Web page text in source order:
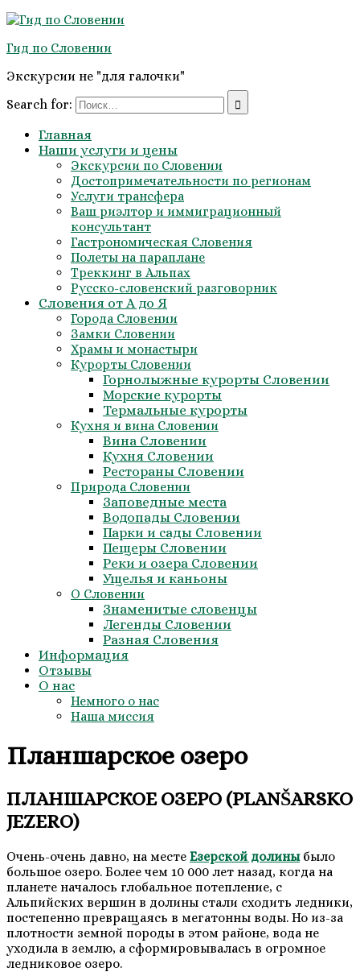
Гид по Словении
Экскурсии не "для галочки"
Search for:
Главная
Наши услуги и цены
Экскурсии по Словении
Достопримечательности по регионам
Услуги трансфера
Ваш риэлтор и иммиграционный
консультант
Гастрономическая Словения
Полеты на параплане
Треккинг в Альпах
Русско-словенский разговорник
Словения от А до Я
Города Словении
Замки Словении
Храмы и монастыри
Курорты Словении
Горнолыжные курорты Словении
Морские курорты
Термальные курорты
Кухня и вина Словении
Вина Словении
Кухня Словении
Рестораны Словении
Природа Словении
Заповедные места
Водопады Словении
Парки и сады Словении
Пещеры Словении
Реки и озера Словении
Ущелья и каньоны
О Словении
Знаменитые словенцы
Легенды Словении
Разная Словения
Информация
Отзывы
О нас
Немного о нас
Наша миссия
Планшарское озеро
ПЛАНШАРСКОЕ ОЗЕРО (PLANŠARSKO
JEZERO)
Очень-очень давно, на месте Езерской долиныбыло
большое озеро. Более чем 10 000 лет назад, когда на
планете началось глобальное потепление, с
Альпийских вершин в долины стали сходить ледники,
постепенно превращаясь в мегатонны воды. Но из-за
плотности земной породы в этом районе, вода не
уходила в землю, а сформировывалась в огромное
ледниковое озеро.